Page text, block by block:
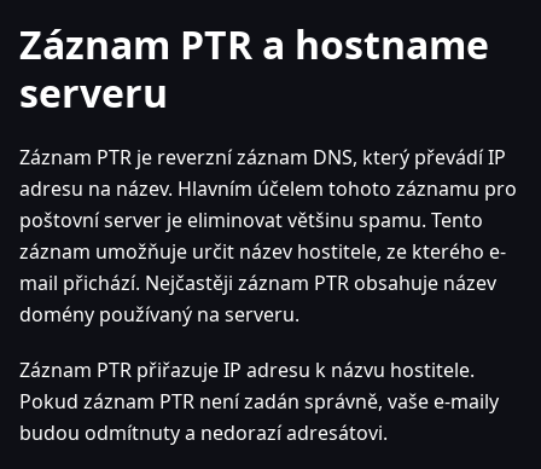
Záznam PTR a hostname
serveru
Záznam PTR je reverzní záznam DNS, který převádí IP
adresu na název. Hlavním účelem tohoto záznamu pro
poštovní server je eliminovat většinu spamu. Tento
záznam umožňuje určit název hostitele, ze kterého e-
mail přichází. Nejčastěji záznam PTR obsahuje název
domény používaný na serveru.
Záznam PTR přiřazuje IP adresu k názvu hostitele.
Pokud záznam PTR není zadán správně, vaše e-maily
budou odmítnuty a nedorazí adresátovi.